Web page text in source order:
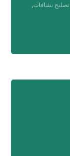
,تصليح نشافات